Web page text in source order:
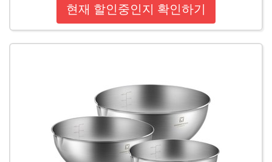
현재 할인중인지 확인하기